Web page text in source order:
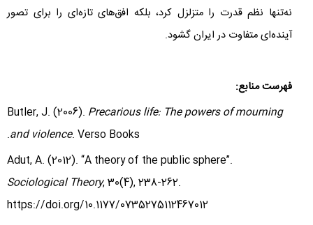
نه‌‌تنها نظم قدرت را متزلزل کرد، بلکه افق‌های تازه‌ای را برای تصور
آینده‌ای متفاوت در ایران گشود.
فهرست منابع:
Butler, J. (2006). Precarious life: The powers of mourning
and violence. Verso Books.
Adut, A. (2012). “A theory of the public sphere”.
Sociological Theory, 30(4), 238-262.
https://doi.org/10.1177/0735275112467012